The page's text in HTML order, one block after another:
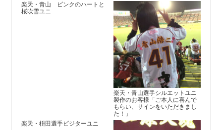
楽天・青山 ピンクのハートと
桜吹雪ユニ
楽天・青山選手シルエットユニ
製作のお客様「ご本人に喜んで
もらい、サインをいただきまし
た！」
楽天・枡田選手ビジターユニ